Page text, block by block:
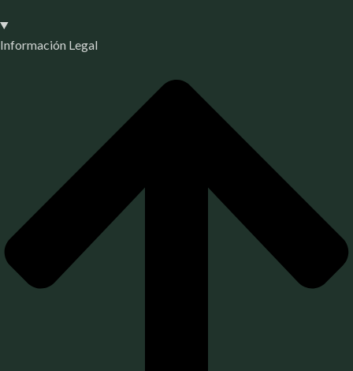
Información Legal